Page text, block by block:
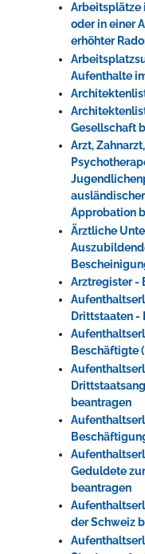
Arbeitsplätze
oder in einer
erhöhter
Aufenthalte
Gesellschaft
Arzt,
Approbation
Ärztliche
Arztregister -
Drittstaaten -
Beschäftigte
beantragen
Geduldete
beantragen
der Schweiz